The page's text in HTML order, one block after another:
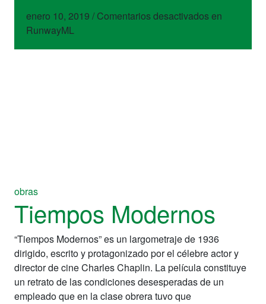
enero 10, 2019 / Comentarios desactivadosen
RunwayML
obras
Tiempos Modernos
“Tiempos Modernos” es un largometraje de 1936
dirigido, escrito y protagonizado por el célebre actor y
director de cine Charles Chaplin. La película constituye
un retrato de las condiciones desesperadas de un
empleado que en la clase obrera tuvo que